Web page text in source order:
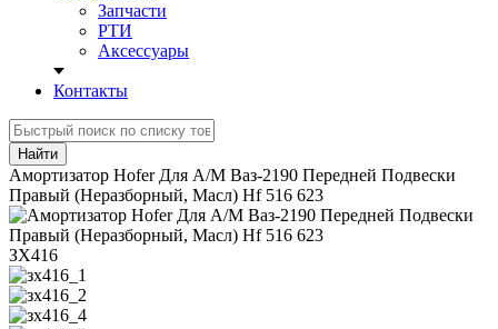
Запчасти
РТИ
Аксессуары
Контакты
Найти
Амортизатор Hofer Для А/М Ваз-2190 Передней Подвески
Правый (Неразборный, Масл) Hf 516 623
ЗХ416